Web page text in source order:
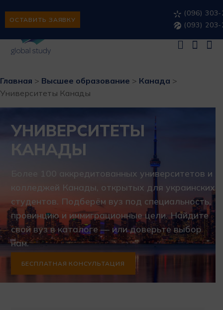
ОСТАВИТЬ ЗАЯВКУ
(096)
(093)
Главная > Высшее образование > Канада >
Университеты Канады
УНИВЕРСИТЕТЫ
КАНАДЫ
Более 100 аккредитованных университетов и
колледжей Канады, открытых для украинских
студентов. Подберём вуз под специальность,
провинцию и иммиграционные цели. Найдите
свой вуз в каталоге — или доверьте выбор
нам.
БЕСПЛАТНАЯ КОНСУЛЬТАЦИЯ